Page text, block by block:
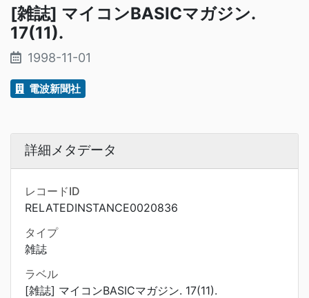
[雑誌] マイコンBASICマガジン.
17(11).
1998-11-01
電波新聞社
詳細メタデータ
レコードID
RELATEDINSTANCE0020836
タイプ
雑誌
ラベル
[雑誌] マイコンBASICマガジン. 17(11).